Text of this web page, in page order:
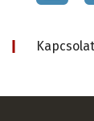
Kapcsolat